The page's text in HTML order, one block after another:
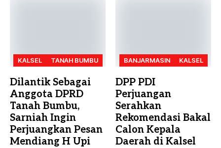
KALSEL TANAH BUMBU
Dilantik Sebagai
Anggota DPRD
Tanah Bumbu,
Sarniah Ingin
Perjuangkan Pesan
Mendiang H Upi
BANJARMASIN KALSEL
DPP PDI
Perjuangan
Serahkan
Rekomendasi Bakal
Calon Kepala
Daerah di Kalsel